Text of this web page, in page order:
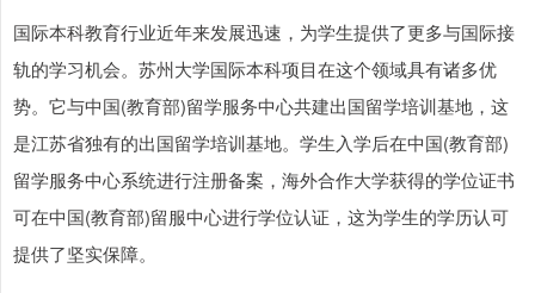
国际本科教育行业近年来发展迅速，为学生提供了更多与国际接
轨的学习机会。苏州大学国际本科项目在这个领域具有诸多优
势。它与中国(教育部)留学服务中心共建出国留学培训基地，这
是江苏省独有的出国留学培训基地。学生入学后在中国(教育部)
留学服务中心系统进行注册备案，海外合作大学获得的学位证书
可在中国(教育部)留服中心进行学位认证，这为学生的学历认可
提供了坚实保障。